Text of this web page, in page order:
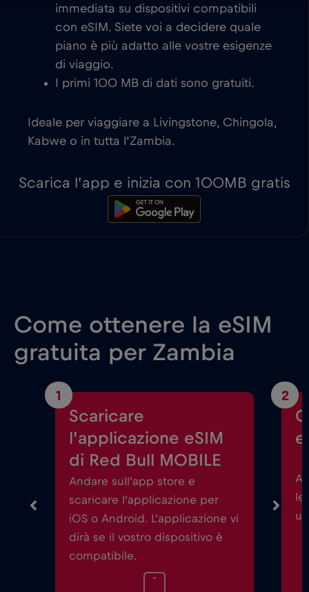
immediata su dispositivi compatibili
con eSIM. Siete voi a decidere quale
piano è più adatto alle vostre esigenze
di viaggio.
I primi 100 MB di dati sono gratuiti.
Ideale per viaggiare a Livingstone, Chingola,
Kabwe o in tutta l’Zambia.
Scarica l’app e inizia con 100MB gratis
Come ottenere la eSIM
gratuita per Zambia
1
Scaricare
l’applicazione eSIM
di Red Bull MOBILE
Andare sull’app store e
scaricare l’applicazione per
iOS o Android. L’applicazione vi
dirà se il vostro dispositivo è
compatibile.
2
le